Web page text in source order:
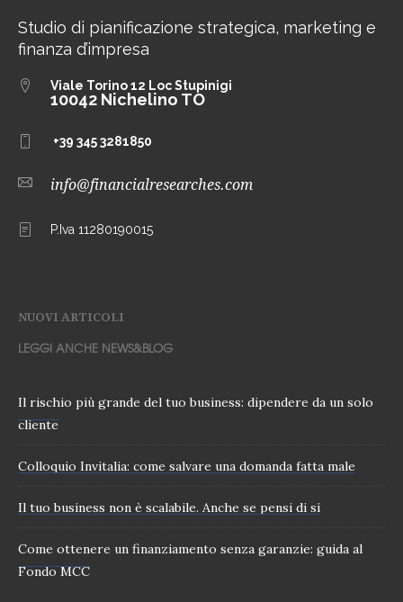
Studio di pianificazione strategica, marketing e
finanza d’impresa
Viale Torino 12 Loc Stupinigi
10042 Nichelino TO
+39 345 3281850
info@financialresearches.com
P.Iva 11280190015
NUOVI ARTICOLI
LEGGI ANCHE NEWS&BLOG
Il rischio più grande del tuo business: dipendere da un solo
cliente
Colloquio Invitalia: come salvare una domanda fatta male
Il tuo business non è scalabile. Anche se pensi di si
Come ottenere un finanziamento senza garanzie: guida al
Fondo MCC